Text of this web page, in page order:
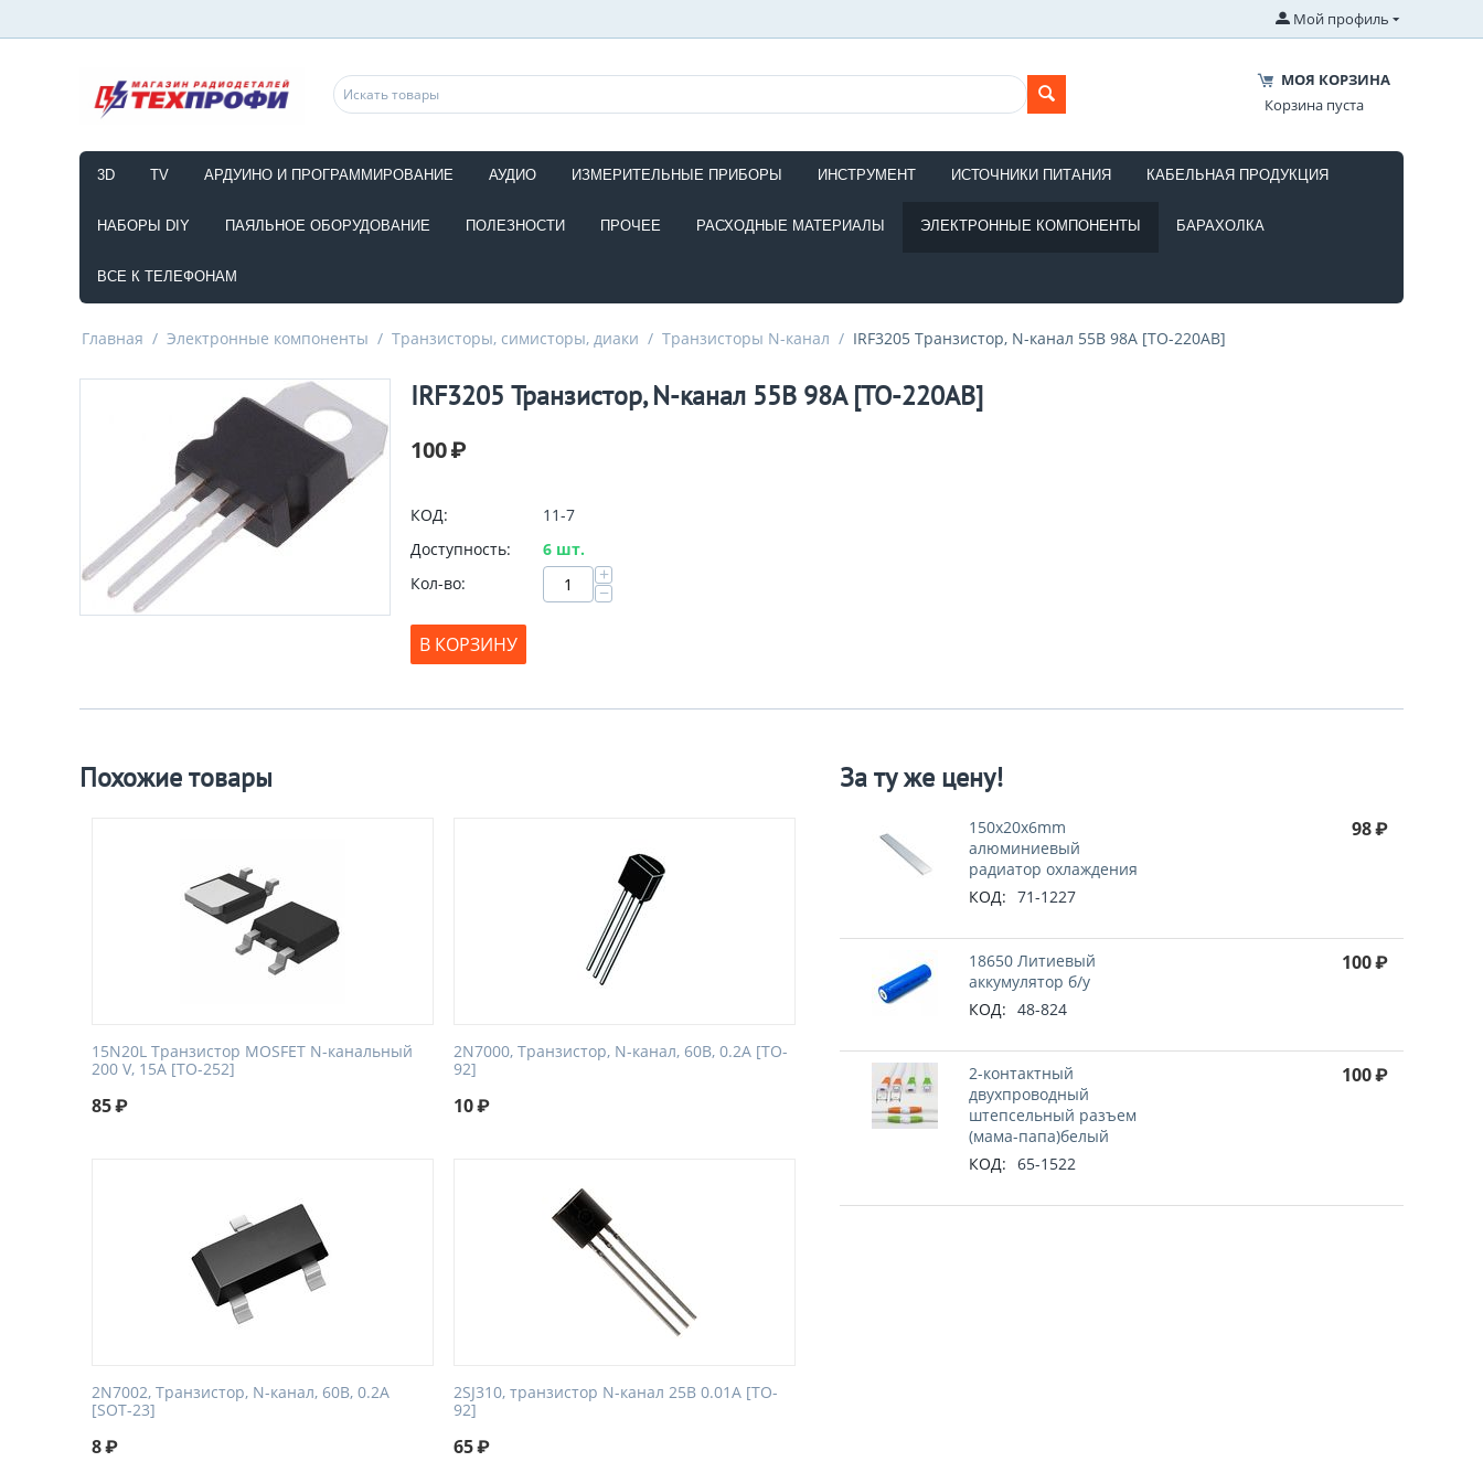
Мой профиль
МОЯ КОРЗИНА
Корзина пуста
3D TV АРДУИНО И ПРОГРАММИРОВАНИЕ АУДИО ИЗМЕРИТЕЛЬНЫЕ ПРИБОРЫ ИНСТРУМЕНТ ИСТОЧНИКИ ПИТАНИЯ КАБЕЛЬНАЯ ПРОДУКЦИЯ
НАБОРЫ DIY ПАЯЛЬНОЕ ОБОРУДОВАНИЕ ПОЛЕЗНОСТИ ПРОЧЕЕ РАСХОДНЫЕ МАТЕРИАЛЫ ЭЛЕКТРОННЫЕ КОМПОНЕНТЫ БАРАХОЛКА
ВСЕ К ТЕЛЕФОНАМ
Главная / Электронные компоненты / Транзисторы, симисторы, диаки / Транзисторы N-канал / IRF3205 Транзистор, N-канал 55В 98A [TO-220AB]
IRF3205 Транзистор, N-канал 55В 98A [TO-220AB]
100₽
КОД:
11-7
Доступность:
6 шт.
Кол-во:
+
−
В КОРЗИНУ
Похожие товары
15N20L Транзистор MOSFET N-канальный
200 V, 15A [TO-252]
85₽
2N7000, Транзистор, N-канал, 60В, 0.2А [TO-
92]
10₽
2N7002, Транзистор, N-канал, 60В, 0.2А
[SOT-23]
8₽
2SJ310, транзистор N-канал 25В 0.01А [TO-
92]
65₽
За ту же цену!
150x20x6mm
алюминиевый
радиатор охлаждения
КОД: 71-1227
98₽
18650 Литиевый
аккумулятор б/у
КОД: 48-824
100₽
2-контактный
двухпроводный
штепсельный разъем
(мама-папа)белый
КОД: 65-1522
100₽